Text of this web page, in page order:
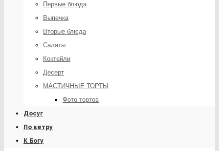
Первые блюда
Выпечка
Вторые блюда
Салаты
Коктейли
Десерт
МАСТИЧНЫЕ ТОРТЫ
Фото тортов
Досуг
По ветру
К Богу